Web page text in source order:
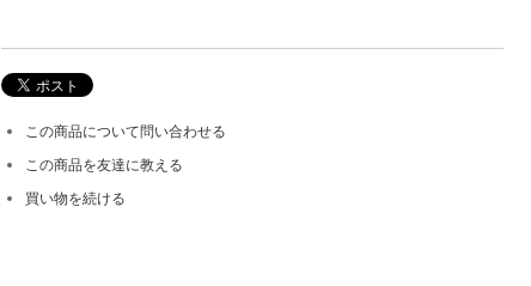
この商品について問い合わせる
この商品を友達に教える
買い物を続ける